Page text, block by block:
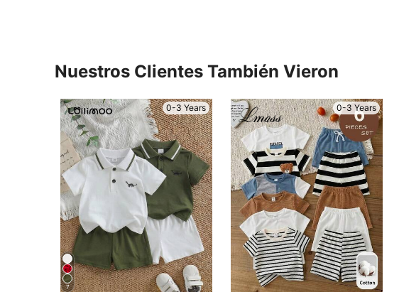
Nuestros Clientes También Vieron
0-3 Years
7
0-3 Years